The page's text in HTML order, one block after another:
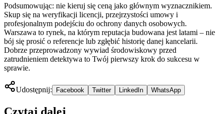
Podsumowując: nie kieruj się ceną jako głównym wyznacznikiem.
Skup się na weryfikacji licencji, przejrzystości umowy i
profesjonalnym podejściu do ochrony danych osobowych.
Warszawa to rynek, na którym reputacja budowana jest latami – nie
bój się prosić o referencje lub zgłębić historię danej kancelarii.
Dobrze przeprowadzony wywiad środowiskowy przed
zatrudnieniem detektywa to Twój pierwszy krok do sukcesu w
sprawie.
Udostępnij: Facebook Twitter LinkedIn WhatsApp
Czytaj dalej